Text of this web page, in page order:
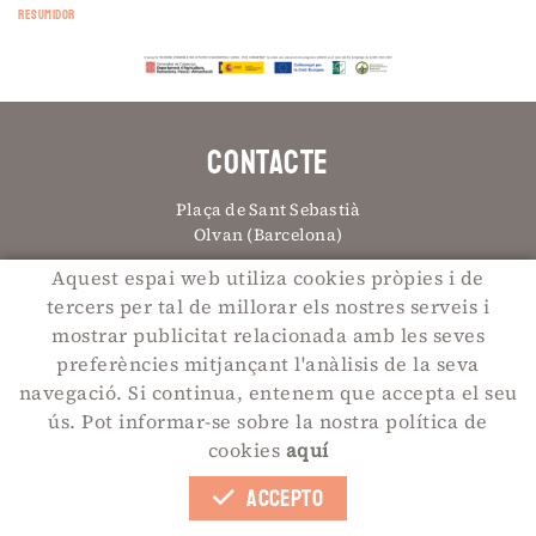
RESUMIDOR
CONTACTE
Plaça de Sant Sebastià
Olvan (Barcelona)
667830350
info@sindicatolvan.cat
POLÍTICA DE COOKIES AVÍS LEGAL
CONDICIONS
Distribuït per:BerTIC Informàtica
Aquest espai web utiliza cookies pròpies i de
tercers per tal de millorar els nostres serveis i
mostrar publicitat relacionada amb les seves
preferències mitjançant l'anàlisis de la seva
navegació. Si continua, entenem que accepta el seu
ús. Pot informar-se sobre la nostra política de
cookies aquí
ACCEPTO